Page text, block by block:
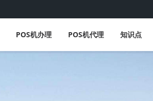
POS机办理 POS机代理 知识点